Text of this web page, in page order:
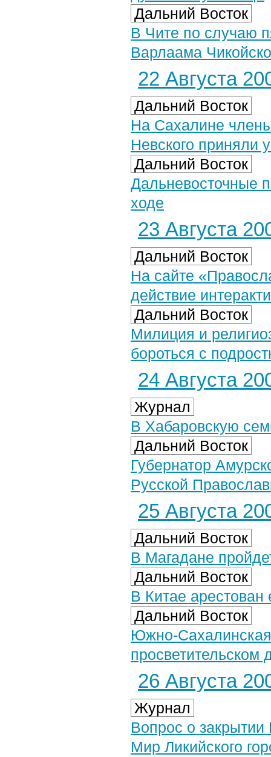
Дальний Восток
В Чите по случаю
Варлаама
22 Августа
Дальний Восток
На Сахалине
Невского приняли
Дальний Восток
Дальневосточные
ходе
23 Августа
Дальний Восток
На сайте
действие
Дальний Восток
Милиция и
бороться с
24 Августа
Журнал
В Хабаровскую
Дальний Восток
Губернатор
Русской
25 Августа
Дальний Восток
В Магадане
Дальний Восток
В Китае арестован
Дальний Восток
Южно-
просветительском
26 Августа
Журнал
Вопрос о закрытии
Мир Ликийского